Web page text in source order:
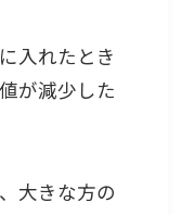
入れたとき
が減少した
大きな方の